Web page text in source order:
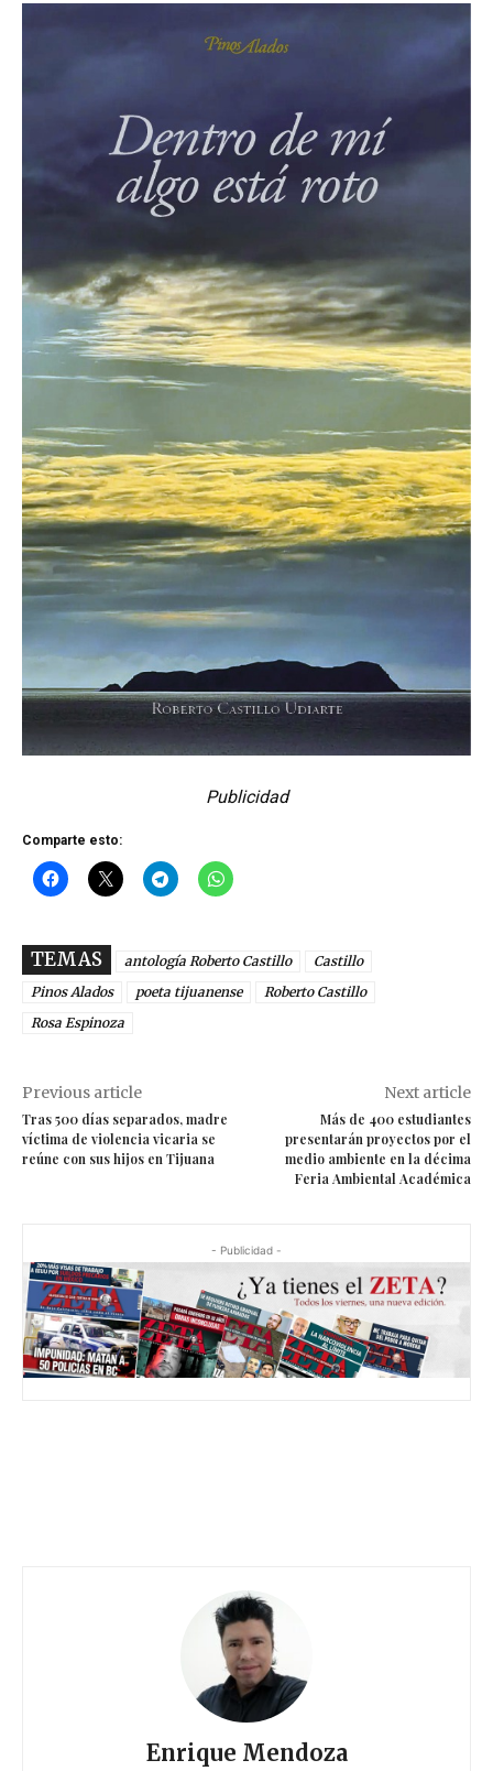
Publicidad
Comparte esto:
TEMAS antología Roberto Castillo
Castillo
Pinos Alados
poeta tijuanense
Roberto Castillo
Rosa Espinoza
Previous article
Tras 500 días separados, madre
víctima de violencia vicaria se
reúne con sus hijos en Tijuana
Next article
Más de 400 estudiantes
presentarán proyectos por el
medio ambiente en la décima
Feria Ambiental Académica
- Publicidad -
Enrique Mendoza